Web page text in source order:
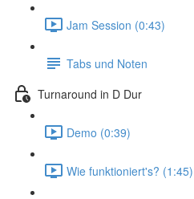
Jam Session (0:43)
Tabs und Noten
Turnaround in D Dur
Demo (0:39)
Wie funktioniert's? (1:45)